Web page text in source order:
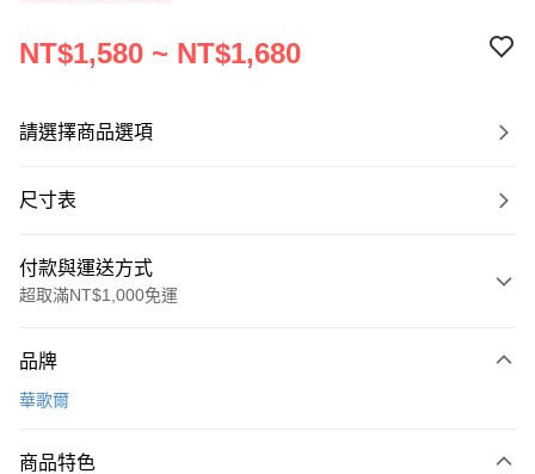
NT$1,580 ~ NT$1,680
請選擇商品選項
尺寸表
付款與運送方式
超取滿NT$1,000免運
信用卡一次付款
LINE Pay
品牌
華歌爾
商品特色